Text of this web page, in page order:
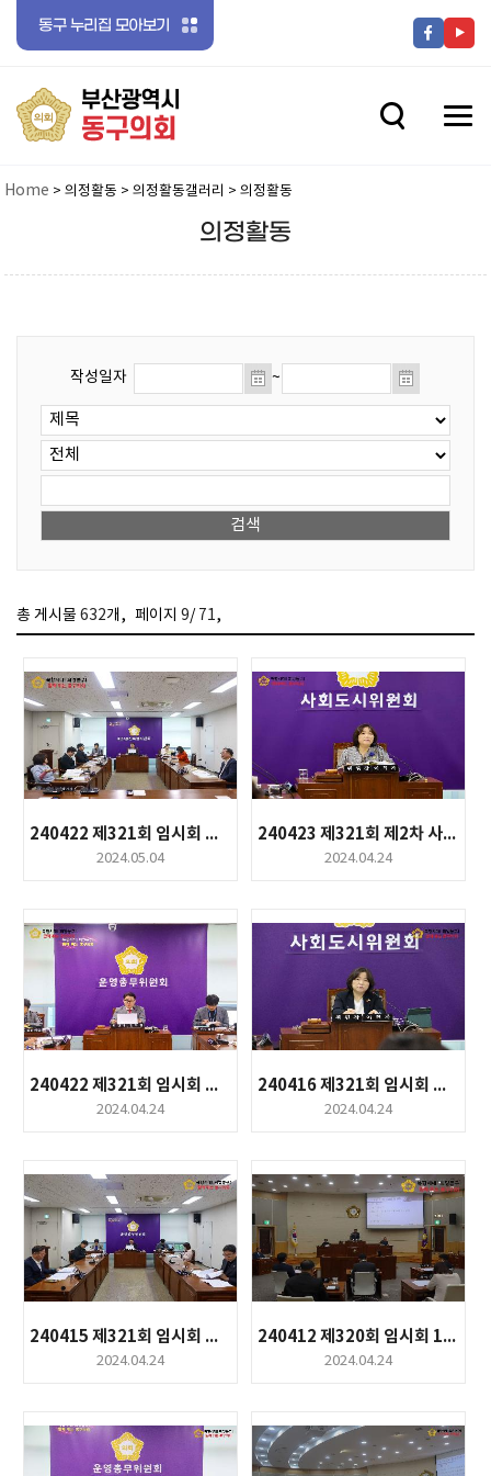
동구 누리집 모아보기
메뉴 열기
메뉴 열기
메뉴 열기
메뉴 열기
전체메뉴 닫기
Home > 의정활동 > 의정활동갤러리 > 의정활동
의정활동
작성일자 ~
총 게시물632개 , 페이지9/ 71,
240422 제321회 임시회 제1차 예산결산특별위원회
2024.05.04
240423 제321회 제2차 사회도시위원회
2024.04.24
240422 제321회 임시회 제2차 운영총무위원회
2024.04.24
240416 제321회 임시회 제1차사회도시위원회
2024.04.24
240415 제321회 임시회 제1차운영총무위원회
2024.04.24
240412 제320회 임시회 1차본회의
2024.04.24